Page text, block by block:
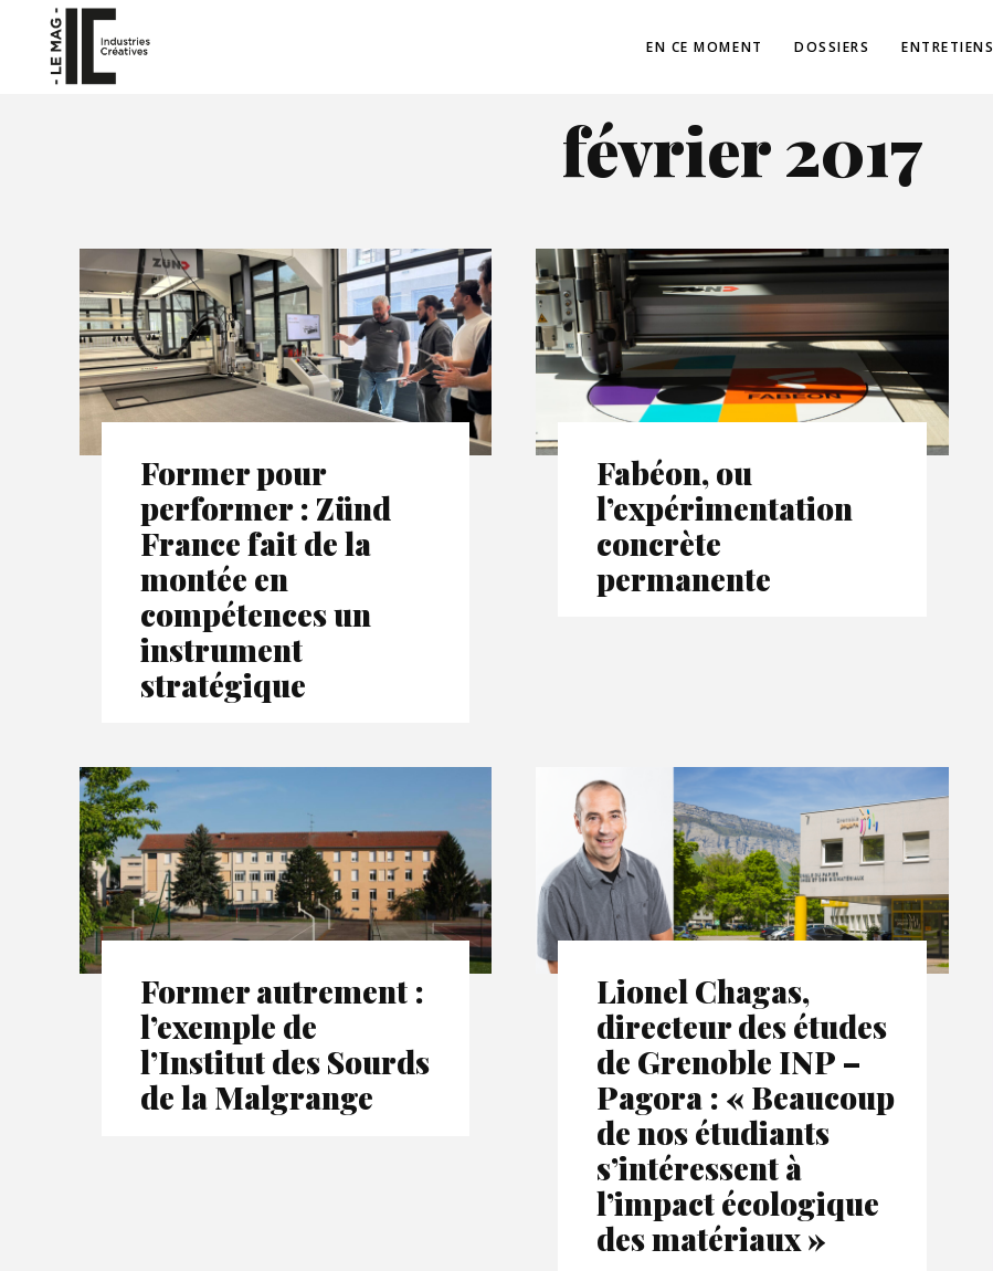
EN CE MOMENT DOSSIERS ENTRETIENS
février 2017
Former pour
performer : Zünd
France fait de la
montée en
compétences un
instrument
stratégique
Fabéon, ou
l’expérimentation
concrète
permanente
Former autrement :
l’exemple de
l’Institut des Sourds
de la Malgrange
Lionel Chagas,
directeur des études
de Grenoble INP –
Pagora : « Beaucoup
de nos étudiants
s’intéressent à
l’impact écologique
des matériaux »